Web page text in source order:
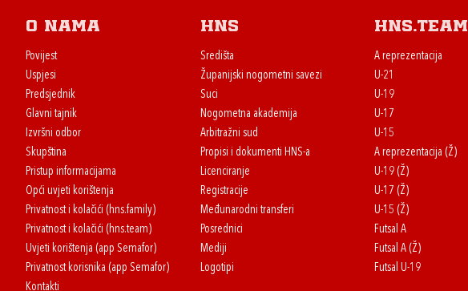
O nama
Povijest
Uspjesi
Predsjednik
Glavni tajnik
Izvršni odbor
Skupština
Pristup informacijama
Opći uvjeti korištenja
Privatnost i kolačići (hns.family)
Privatnost i kolačići (hns.team)
Uvjeti korištenja (app Semafor)
Privatnost korisnika (app Semafor)
Kontakti
HNS
Središta
Županijski nogometni savezi
Suci
Nogometna akademija
Arbitražni sud
Propisi i dokumenti HNS-a
Licenciranje
Registracije
Međunarodni transferi
Posrednici
Mediji
Logotipi
HNS.team
A reprezentacija
U-21
U-19
U-17
U-15
A reprezentacija (Ž)
U-19 (Ž)
U-17 (Ž)
U-15 (Ž)
Futsal A
Futsal A (Ž)
Futsal U-19